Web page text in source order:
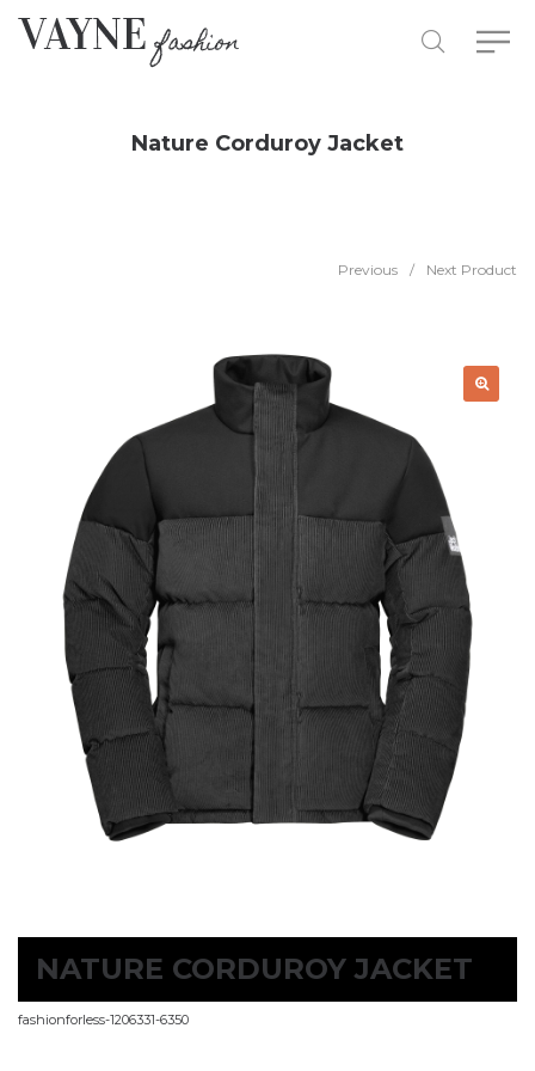
Nature Corduroy Jacket
Previous / Next Product
NATURE CORDUROY JACKET
fashionforless-1206331-6350